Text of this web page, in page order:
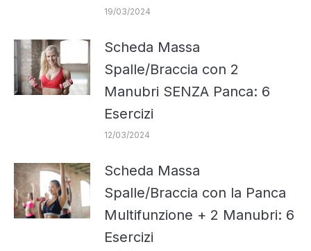
19/03/2024
Scheda Massa
Spalle/Braccia con 2
Manubri SENZA Panca: 6
Esercizi
12/03/2024
Scheda Massa
Spalle/Braccia con la Panca
Multifunzione + 2 Manubri: 6
Esercizi